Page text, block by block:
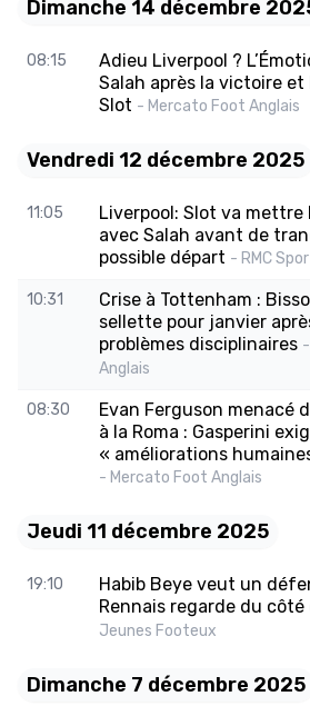
Dimanche 14 décembre
08:15
Adieu Liverpool ?
Salah après la victoire et
Slot - Mercato Foot Anglais
Vendredi 12 décembre 2025
11:05
Liverpool: Slot va mettre
avec Salah avant de
possible départ - RMC
10:31
Crise à Tottenham :
sellette pour janvier
problèmes disciplinaires
Anglais
08:30
Evan Ferguson menacé
à la Roma : Gasperini
« améliorations
- Mercato Foot Anglais
Jeudi 11 décembre 2025
19:10
Habib Beye veut un
Rennais regarde du
Jeunes Footeux
Dimanche 7 décembre 2025